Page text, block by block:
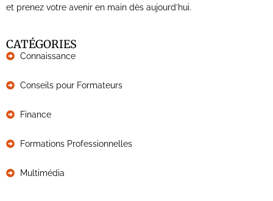
et prenez votre avenir en main dès aujourd’hui.
CATÉGORIES
Connaissance
Conseils pour Formateurs
Finance
Formations Professionnelles
Multimédia